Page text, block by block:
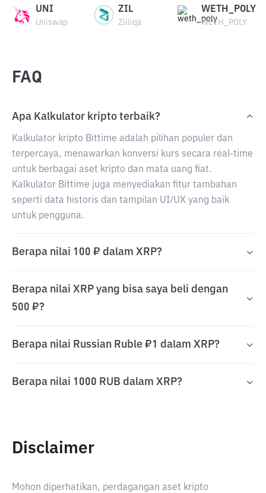
UNI
Uniswap
ZIL
Zilliqa
WETH_POLY
WETH_POLY
FAQ
Apa Kalkulator kripto terbaik?
Kalkulator kripto Bittime adalah pilihan populer dan
terpercaya, menawarkan konversi kurs secara real-time
untuk berbagai aset kripto dan mata uang fiat.
Kalkulator Bittime juga menyediakan fitur tambahan
seperti data historis dan tampilan UI/UX yang baik
untuk pengguna.
Berapa nilai 100 ₽ dalam XRP?
Berapa nilai XRP yang bisa saya beli dengan
500 ₽?
Berapa nilai Russian Ruble ₽1 dalam XRP?
Berapa nilai 1000 RUB dalam XRP?
Disclaimer
Mohon diperhatikan, perdagangan aset kripto